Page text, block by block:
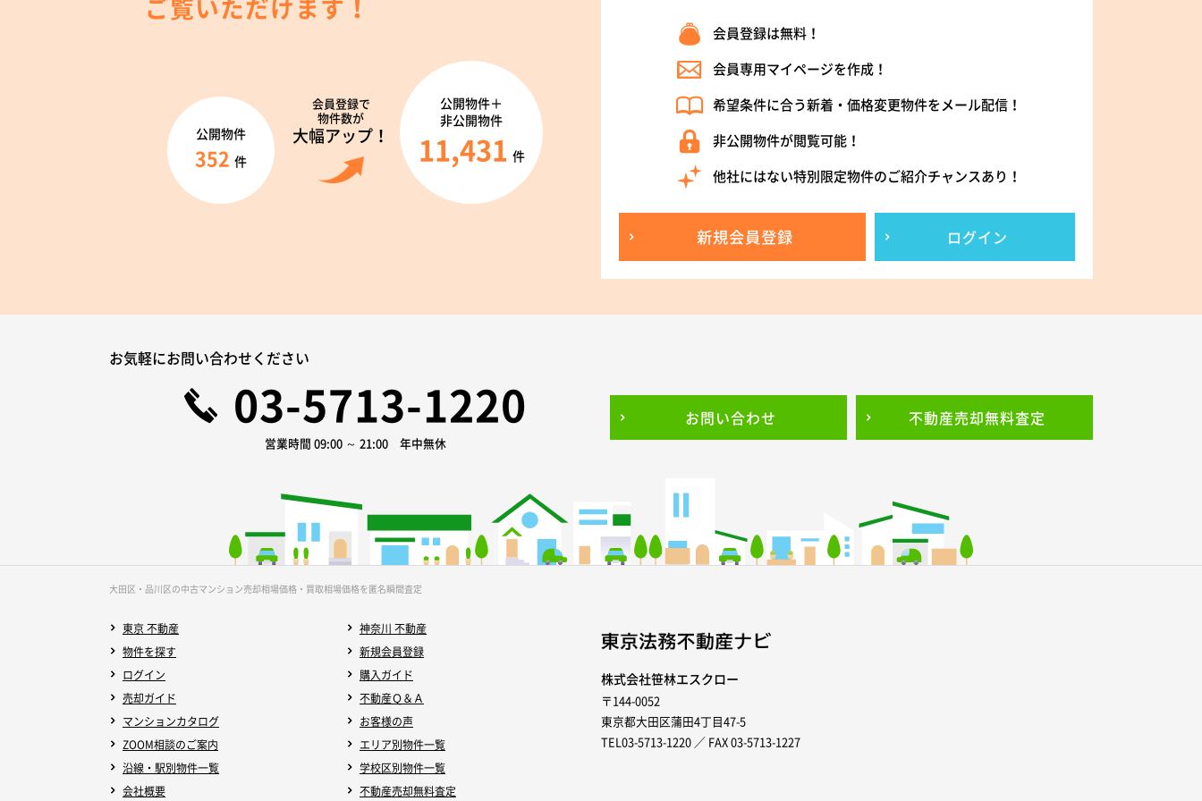
ご覧いただけます！
会員登録で
物件数が
大幅アップ！
公開物件
352 件
公開物件＋
非公開物件
11,431 件
会員登録は無料！
会員専用マイページを作成！
希望条件に合う新着・価格変更物件をメール配信！
非公開物件が閲覧可能！
他社にはない特別限定物件のご紹介チャンスあり！
新規会員登録 ログイン
お気軽にお問い合わせください
03-5713-1220
営業時間 09:00 ～ 21:00 年中無休
お問い合わせ 不動産売却無料査定
大田区・品川区の中古マンション売却相場価格・買取相場価格を匿名瞬間査定
東京 不動産
神奈川 不動産
物件を探す
新規会員登録
ログイン
購入ガイド
売却ガイド
不動産Ｑ＆Ａ
マンションカタログ
お客様の声
ZOOM相談のご案内
エリア別物件一覧
沿線・駅別物件一覧
学校区別物件一覧
会社概要
不動産売却無料査定
株式会社笹林エスクロー
〒144-0052
東京都大田区蒲田4丁目47-5
TEL03-5713-1220 ／ FAX 03-5713-1227